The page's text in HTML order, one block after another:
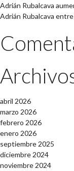
Adrián Rubalcava
Adrián Rubalcava
abril 2026
marzo 2026
febrero 2026
enero 2026
septiembre 2025
diciembre 2024
noviembre 2024